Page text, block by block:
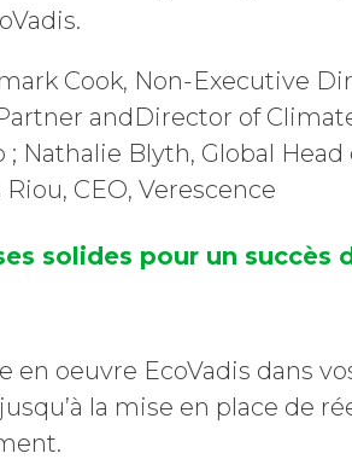
Cook, Non-Executive
andDirector of
Nathalie Blyth, Global
CEO, Verescence
solides pour un succès
oeuvre EcoVadis dans
la mise en place de